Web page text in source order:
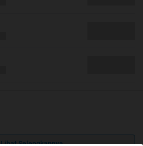
Lihat Selengkapnya